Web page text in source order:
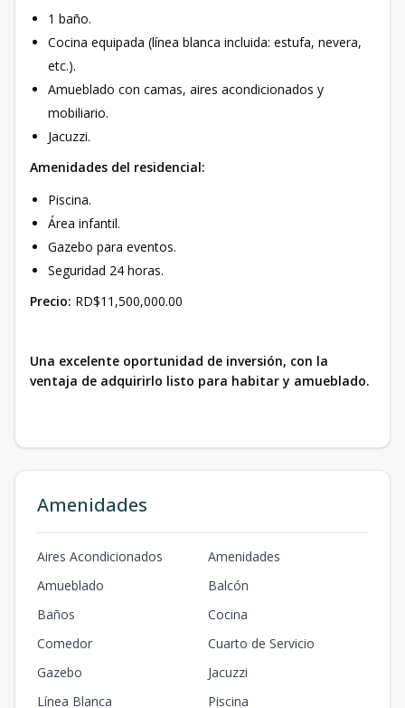
1 baño.
Cocina equipada (línea blanca incluida: estufa, nevera,
etc.).
Amueblado con camas, aires acondicionados y
mobiliario.
Jacuzzi.
Amenidades del residencial:
Piscina.
Área infantil.
Gazebo para eventos.
Seguridad 24 horas.
Precio: RD$11,500,000.00
Una excelente oportunidad de inversión, con la
ventaja de adquirirlo listo para habitar y amueblado.
Amenidades
Aires Acondicionados
Amenidades
Amueblado
Balcón
Baños
Cocina
Comedor
Cuarto de Servicio
Gazebo
Jacuzzi
Línea Blanca
Piscina